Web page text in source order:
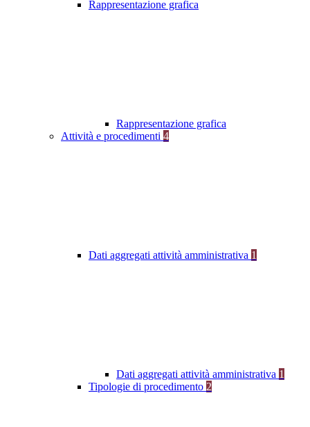
Rappresentazione grafica
Rappresentazione grafica
Attività e procedimenti 4
Dati aggregati attività amministrativa 1
Dati aggregati attività amministrativa 1
Tipologie di procedimento 2